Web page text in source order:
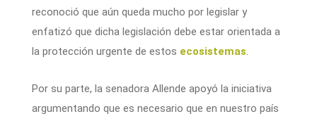
reconoció que aún queda mucho por legislar y
enfatizó que dicha legislación debe estar orientada a
la protección urgente de estos ecosistemas.
Por su parte, la senadora Allende apoyó la iniciativa
argumentando que es necesario que en nuestro país